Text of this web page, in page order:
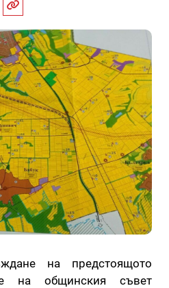
на предстоящото
на общинския съвет